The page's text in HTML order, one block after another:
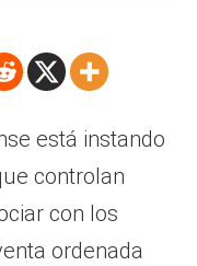
está instando
controlan
con los
ordenada